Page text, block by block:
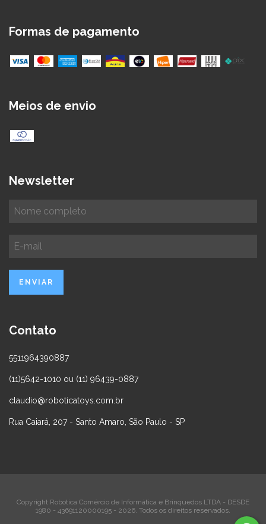
Formas de pagamento
Meios de envio
Newsletter
Contato
5511964390887
(11)5642-1010 ou (11) 96439-0887
claudio@roboticatoys.com.br
Rua Caiará, 207 - Santo Amaro, São Paulo - SP
Copyright Robotica Comércio de Informática e Brinquedos LTDA - DESDE
1980 - 43691120000195 - 2026. Todos os direitos reservados.